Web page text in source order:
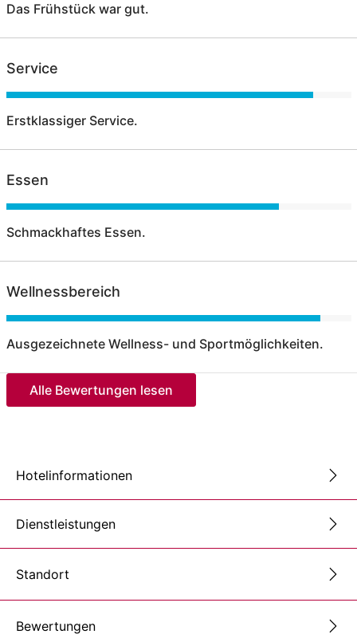
Das Frühstück war gut.
Service
Erstklassiger Service.
Essen
Schmackhaftes Essen.
Wellnessbereich
Ausgezeichnete Wellness- und Sportmöglichkeiten.
Alle Bewertungen lesen
Hotelinformationen
Dienstleistungen
Standort
Bewertungen